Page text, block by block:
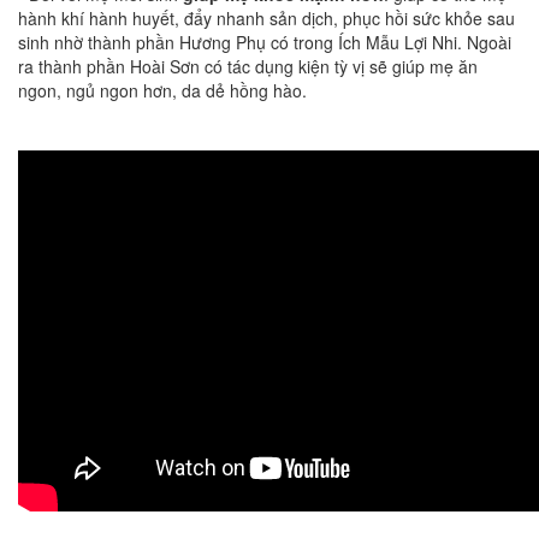
hành khí hành huyết, đẩy nhanh sản dịch, phục hồi sức khỏe sau
sinh nhờ thành phần Hương Phụ có trong Ích Mẫu Lợi Nhi. Ngoài
ra thành phần Hoài Sơn có tác dụng kiện tỳ vị sẽ giúp mẹ ăn
ngon, ngủ ngon hơn, da dẻ hồng hào.